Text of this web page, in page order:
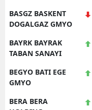
BASGZ BASKENT
DOGALGAZ GMYO
BAYRK BAYRAK
TABAN SANAYI
BEGYO BATI EGE
GMYO
BERA BERA